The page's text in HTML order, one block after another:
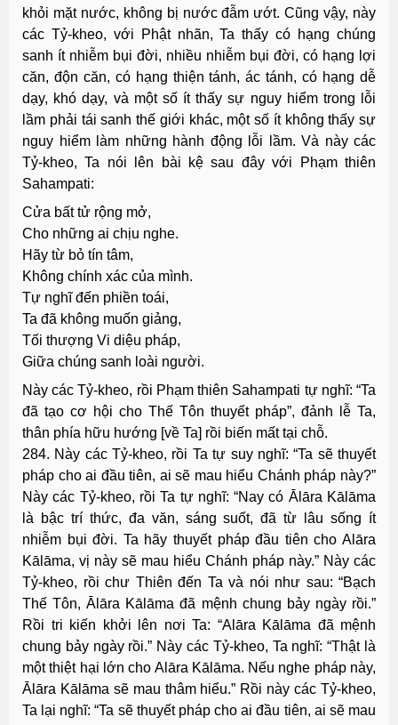
khỏi mặt nước, không bị nước đẫm ướt. Cũng vậy, này
các Tỷ-kheo, với Phật nhãn, Ta thấy có hạng chúng
sanh ít nhiễm bụi đời, nhiều nhiễm bụi đời, có hạng lợi
căn, độn căn, có hạng thiện tánh, ác tánh, có hạng dễ
dạy, khó dạy, và một số ít thấy sự nguy hiểm trong lỗi
lầm phải tái sanh thế giới khác, một số ít không thấy sự
nguy hiểm làm những hành động lỗi lầm. Và này các
Tỷ-kheo, Ta nói lên bài kệ sau đây với Phạm thiên
Sahampati:
Cửa bất tử rộng mở,
Cho những ai chịu nghe.
Hãy từ bỏ tín tâm,
Không chính xác của mình.
Tự nghĩ đến phiền toái,
Ta đã không muốn giảng,
Tối thượng Vi diệu pháp,
Giữa chúng sanh loài người.
Này các Tỷ-kheo, rồi Phạm thiên Sahampati tự nghĩ: “Ta
đã tạo cơ hội cho Thế Tôn thuyết pháp”, đảnh lễ Ta,
thân phía hữu hướng [về Ta] rồi biến mất tại chỗ.
284. Này các Tỷ-kheo, rồi Ta tự suy nghĩ: “Ta sẽ thuyết
pháp cho ai đầu tiên, ai sẽ mau hiểu Chánh pháp này?”
Này các Tỷ-kheo, rồi Ta tự nghĩ: “Nay có Ālāra Kālāma
là bậc trí thức, đa văn, sáng suốt, đã từ lâu sống ít
nhiễm bụi đời. Ta hãy thuyết pháp đầu tiên cho Alāra
Kālāma, vị này sẽ mau hiểu Chánh pháp này.” Này các
Tỷ-kheo, rồi chư Thiên đến Ta và nói như sau: “Bạch
Thế Tôn, Ālāra Kālāma đã mệnh chung bảy ngày rồi.”
Rồi tri kiến khởi lên nơi Ta: “Alāra Kālāma đã mệnh
chung bảy ngày rồi.” Này các Tỷ-kheo, Ta nghĩ: “Thật là
một thiệt hại lớn cho Alāra Kālāma. Nếu nghe pháp này,
Ālāra Kālāma sẽ mau thâm hiểu.” Rồi này các Tỷ-kheo,
Ta lại nghĩ: “Ta sẽ thuyết pháp cho ai đầu tiên, ai sẽ mau